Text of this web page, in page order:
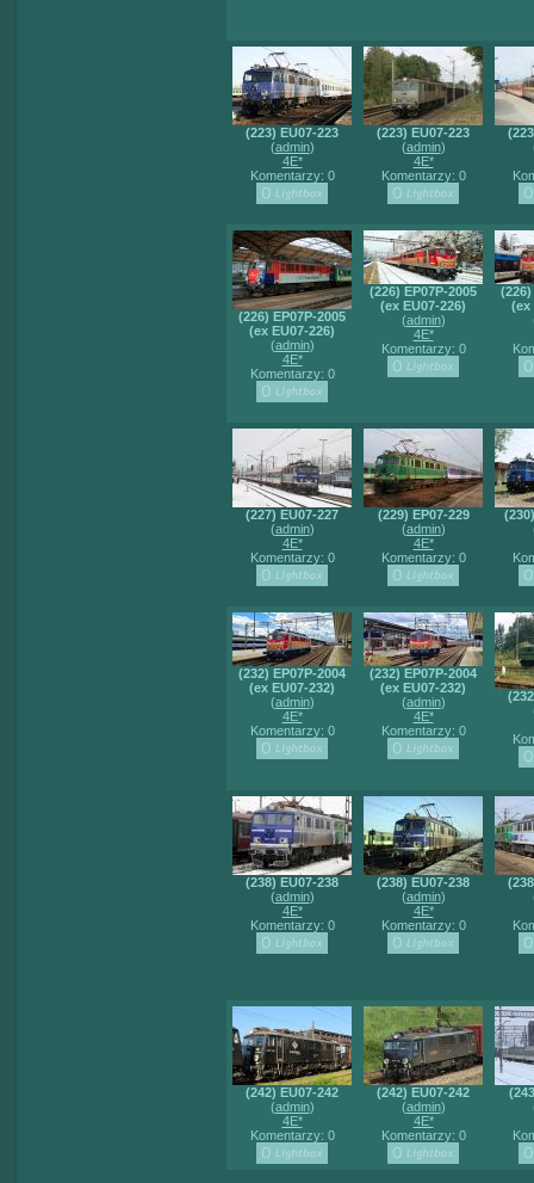
(223) EU07-223
(admin)
4E*
Komentarzy: 0
(223) EU07-223
(admin)
4E*
Komentarzy: 0
(226) EP07P-2005
(ex EU07-226)
(admin)
4E*
Komentarzy: 0
(226) EP07P-2005
(ex EU07-226)
(admin)
4E*
Komentarzy: 0
(226)
(ex
(227) EU07-227
(admin)
4E*
Komentarzy: 0
(229) EP07-229
(admin)
4E*
Komentarzy: 0
(232) EP07P-2004
(ex EU07-232)
(admin)
4E*
Komentarzy: 0
(232) EP07P-2004
(ex EU07-232)
(admin)
4E*
Komentarzy: 0
(238) EU07-238
(admin)
4E*
Komentarzy: 0
(238) EU07-238
(admin)
4E*
Komentarzy: 0
(242) EU07-242
(admin)
4E*
Komentarzy: 0
(242) EU07-242
(admin)
4E*
Komentarzy: 0